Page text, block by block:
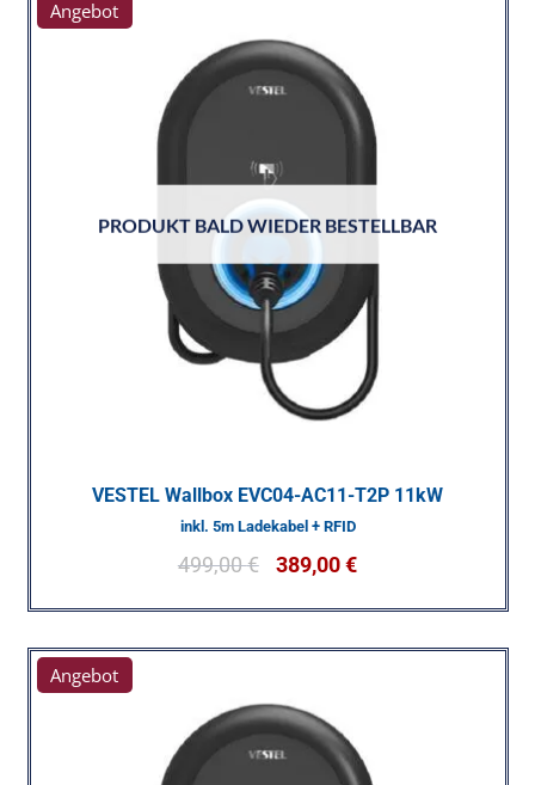
Angebot
PRODUKT BALD WIEDER BESTELLBAR
VESTEL Wallbox EVC04-AC11-T2P 11kW
inkl. 5m Ladekabel + RFID
499,00€ 389,00€
Angebot